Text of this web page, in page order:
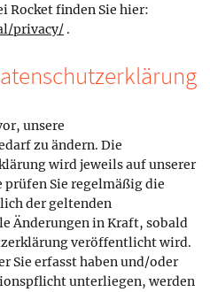
Rocket finden Sie hier:
privacy/ .
unsere
zu ändern. Die
wird jeweils auf unserer
Sie regelmäßig die
der geltenden
Änderungen in Kraft, sobald
veröffentlicht wird.
Sie erfasst haben und/oder
unterliegen, werden